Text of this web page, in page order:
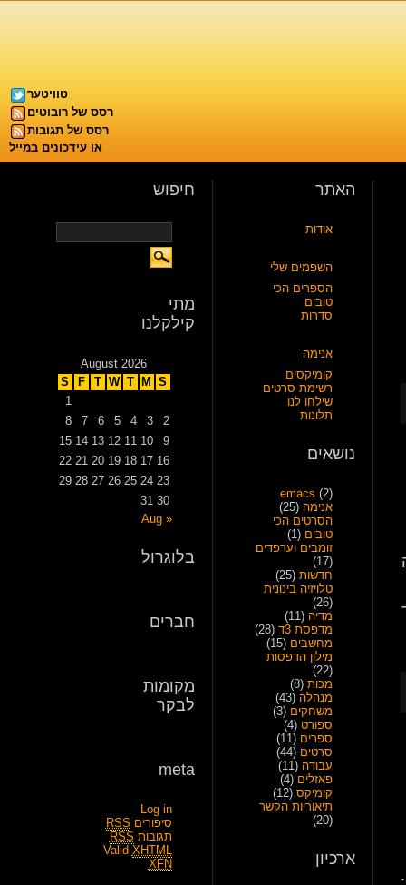
טוויטער
רסס של רובוטים
רסס של תגובות
או עידכונים במייל
האתר
אודות
השפמים שלי
הספרים הכי
טובים
סדרות
אנימה
קומיקסים
רשימת סרטים
שילחו לנו
תלונות
נושאים
emacs (2)
אנימה (25)
הסרטים הכי
טובים (1)
זומבים וערפדים
(17)
חדשות (25)
טלויזיה בינונית
(26)
מדיה (11)
מדפסת 3ד
(28)
מחשבים (15)
מילון הדפסות
(22)
מכות (8)
מנהלה (43)
משחקים (3)
ספורט (4)
ספרים (11)
סרטים (44)
עבודה (11)
פאזלים (4)
קומיקס (12)
תיאוריות הקשר
(20)
ארכיון
חיפוש
מתי
קילקלנו
August 2026
S
M
T
W
T
F
S
1
2
3
4
5
6
7
8
9
10
11
12
13
14
15
16
17
18
19
20
21
22
23
24
25
26
27
28
29
30
31
« Aug
בלוגרול
חברים
מקומות
לבקר
meta
Log in
סיפורים RSS
תגובות RSS
Valid XHTML
XFN